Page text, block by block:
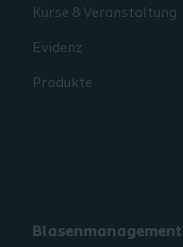
Kurse & Veranstaltung
Evidenz
Produkte
Blasenmanagement